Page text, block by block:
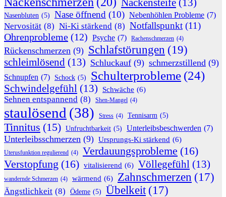
Nackensteife (13)
Nasenbluten (5) Nase öffnend (10) Nebenhöhlen Probleme (7)
Nervosität (8) Ni-Ki stärkend (8) Notfallspunkt (11)
Ohrenprobleme (12) Psyche (7) Rachenschmerzen (4)
Rückenschmerzen (9) Schlafstörungen (19)
schleimlösend (13) Schluckauf (9) schmerzstillend (9)
Schnupfen (7) Schock (5) Schulterprobleme (24)
Schwindelgefühl (13) Schwäche (6)
Sehnen entspannend (8) Shen-Mangel (4)
staulösend (38) Stress (4) Tennisarm (5)
Tinnitus (15) Unfruchtbarkeit (5) Unterleibsbeschwerden (7)
Unterleibsschmerzen (9) Ursprungs-Ki stärkend (6)
Uterusfunktion regulierend (4) Verdauungsprobleme (16)
Verstopfung (16) vitalisierend (6) Völlegefühl (13)
wandernde Schmerzen (4) wärmend (6) Zahnschmerzen (17)
Ängstlichkeit (8) Ödeme (5) Übelkeit (17)